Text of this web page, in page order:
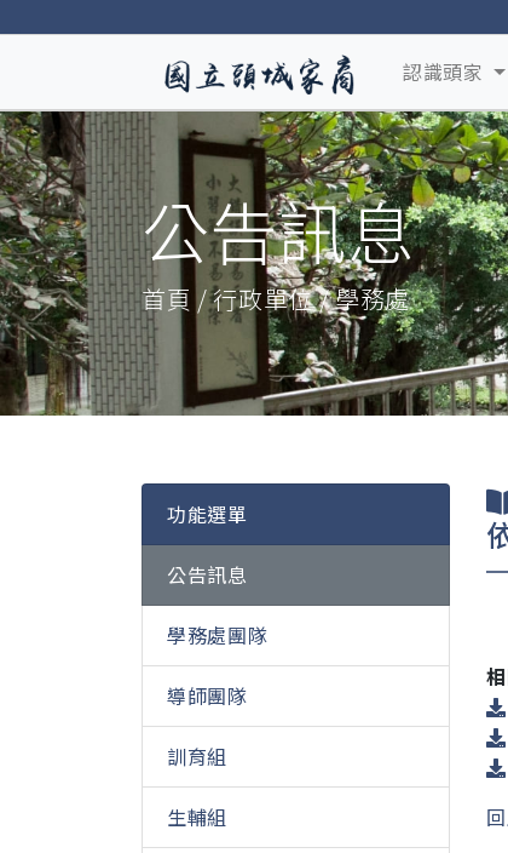
認識頭家
公告訊息
首頁 / 行政單位 / 學務處
功能選單
公告訊息
學務處團隊
導師團隊
訓育組
生輔組